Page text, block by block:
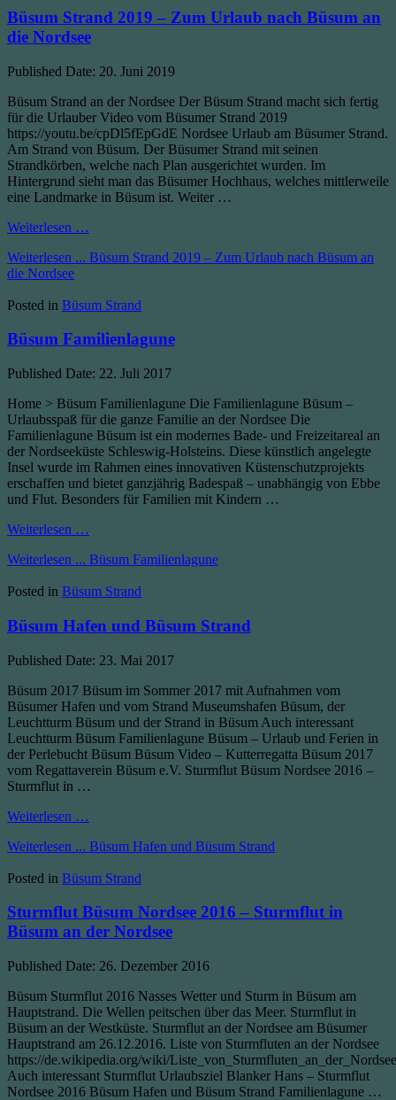
Büsum Strand 2019 – Zum Urlaub nach Büsum an
die Nordsee
Published Date: 20. Juni 2019
Büsum Strand an der Nordsee Der Büsum Strand macht sich fertig
für die Urlauber Video vom Büsumer Strand 2019
https://youtu.be/cpDl5fEpGdE Nordsee Urlaub am Büsumer Strand.
Am Strand von Büsum. Der Büsumer Strand mit seinen
Strandkörben, welche nach Plan ausgerichtet wurden. Im
Hintergrund sieht man das Büsumer Hochhaus, welches mittlerweile
eine Landmarke in Büsum ist. Weiter …
Weiterlesen …
Weiterlesen ... Büsum Strand 2019 – Zum Urlaub nach Büsum an
die Nordsee
Posted in Büsum Strand
Büsum Familienlagune
Published Date: 22. Juli 2017
Home > Büsum Familienlagune Die Familienlagune Büsum –
Urlaubsspaß für die ganze Familie an der Nordsee Die
Familienlagune Büsum ist ein modernes Bade- und Freizeitareal an
der Nordseeküste Schleswig-Holsteins. Diese künstlich angelegte
Insel wurde im Rahmen eines innovativen Küstenschutzprojekts
erschaffen und bietet ganzjährig Badespaß – unabhängig von Ebbe
und Flut. Besonders für Familien mit Kindern …
Weiterlesen …
Weiterlesen ... Büsum Familienlagune
Posted in Büsum Strand
Büsum Hafen und Büsum Strand
Published Date: 23. Mai 2017
Büsum 2017 Büsum im Sommer 2017 mit Aufnahmen vom
Büsumer Hafen und vom Strand Museumshafen Büsum, der
Leuchtturm Büsum und der Strand in Büsum Auch interessant
Leuchtturm Büsum Familienlagune Büsum – Urlaub und Ferien in
der Perlebucht Büsum Büsum Video – Kutterregatta Büsum 2017
vom Regattaverein Büsum e.V. Sturmflut Büsum Nordsee 2016 –
Sturmflut in …
Weiterlesen …
Weiterlesen ... Büsum Hafen und Büsum Strand
Posted in Büsum Strand
Sturmflut Büsum Nordsee 2016 – Sturmflut in
Büsum an der Nordsee
Published Date: 26. Dezember 2016
Büsum Sturmflut 2016 Nasses Wetter und Sturm in Büsum am
Hauptstrand. Die Wellen peitschen über das Meer. Sturmflut in
Büsum an der Westküste. Sturmflut an der Nordsee am Büsumer
Hauptstrand am 26.12.2016. Liste von Sturmfluten an der Nordsee
https://de.wikipedia.org/wiki/Liste_von_Sturmfluten_an_der_Nordsee
Auch interessant Sturmflut Urlaubsziel Blanker Hans – Sturmflut
Nordsee 2016 Büsum Hafen und Büsum Strand Familienlagune …